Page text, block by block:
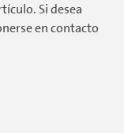
Si desea
en contacto